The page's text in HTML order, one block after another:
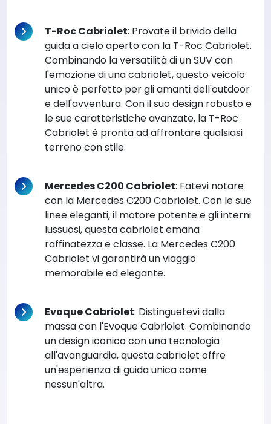
T-Roc Cabriolet: Provate il brivido della
guida a cielo aperto con la T-Roc Cabriolet.
Combinando la versatilità di un SUV con
l'emozione di una cabriolet, questo veicolo
unico è perfetto per gli amanti dell'outdoor
e dell'avventura. Con il suo design robusto e
le sue caratteristiche avanzate, la T-Roc
Cabriolet è pronta ad affrontare qualsiasi
terreno con stile.
Mercedes C200 Cabriolet: Fatevi notare
con la Mercedes C200 Cabriolet. Con le sue
linee eleganti, il motore potente e gli interni
lussuosi, questa cabriolet emana
raffinatezza e classe. La Mercedes C200
Cabriolet vi garantirà un viaggio
memorabile ed elegante.
Evoque Cabriolet: Distinguetevi dalla
massa con l'Evoque Cabriolet. Combinando
un design iconico con una tecnologia
all'avanguardia, questa cabriolet offre
un'esperienza di guida unica come
nessun'altra.